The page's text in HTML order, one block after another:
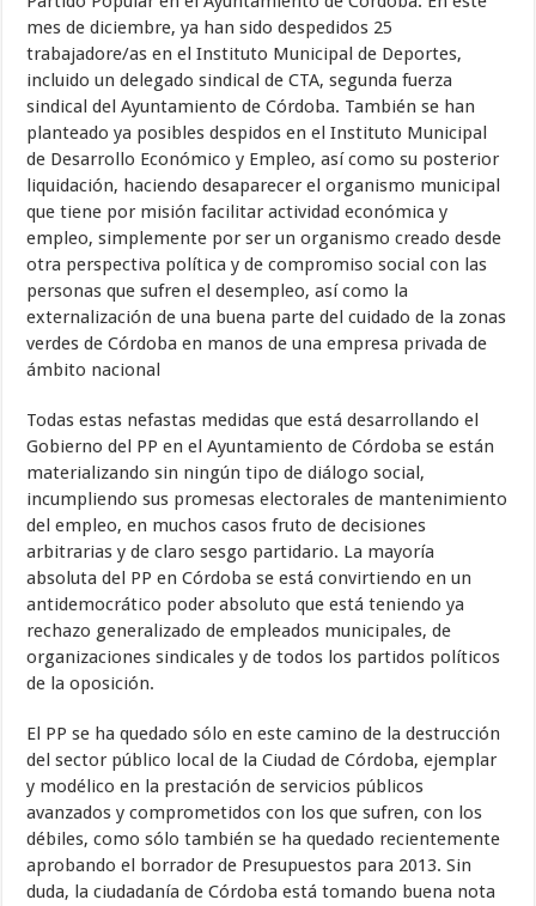
mes de diciembre, ya han sido despedidos 25
trabajadore/as en el Instituto Municipal de Deportes,
incluido un delegado sindical de CTA, segunda fuerza
sindical del Ayuntamiento de Córdoba. También se han
planteado ya posibles despidos en el Instituto Municipal
de Desarrollo Económico y Empleo, así como su posterior
liquidación, haciendo desaparecer el organismo municipal
que tiene por misión facilitar actividad económica y
empleo, simplemente por ser un organismo creado desde
otra perspectiva política y de compromiso social con las
personas que sufren el desempleo, así como la
externalización de una buena parte del cuidado de la zonas
verdes de Córdoba en manos de una empresa privada de
ámbito nacional
Todas estas nefastas medidas que está desarrollando el
Gobierno del PP en el Ayuntamiento de Córdoba se están
materializando sin ningún tipo de diálogo social,
incumpliendo sus promesas electorales de mantenimiento
del empleo, en muchos casos fruto de decisiones
arbitrarias y de claro sesgo partidario. La mayoría
absoluta del PP en Córdoba se está convirtiendo en un
antidemocrático poder absoluto que está teniendo ya
rechazo generalizado de empleados municipales, de
organizaciones sindicales y de todos los partidos políticos
de la oposición.
El PP se ha quedado sólo en este camino de la destrucción
del sector público local de la Ciudad de Córdoba, ejemplar
y modélico en la prestación de servicios públicos
avanzados y comprometidos con los que sufren, con los
débiles, como sólo también se ha quedado recientemente
aprobando el borrador de Presupuestos para 2013. Sin
duda, la ciudadanía de Córdoba está tomando buena nota